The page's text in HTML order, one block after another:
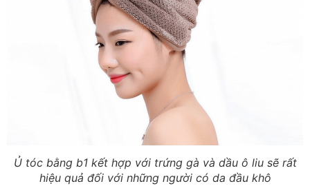
Ủ tóc bằng b1 kết hợp với trứng gà và dầu ô liu sẽ rất
hiệu quả đối với những người có da đầu khô